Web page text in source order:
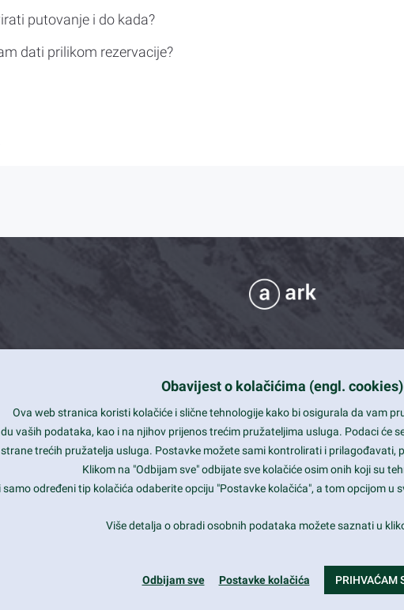
putovanje i do kada?
dati prilikom rezervacije?
Smart and beautiful design
Unlimited Eelements
Mobile ready
Obavijest o kolačićima (engl. cookies)
Ova web stranica koristi kolačiće i slične tehnologije kako bi osigurala da vam
vaših podataka, kao i na njihov prijenos trećim pružateljima usluga. Podaci će
trećih pružatelja usluga. Postavke možete sami kontrolirati i prilagođavati,
Klikom na "Odbijam sve" odbijate sve kolačiće osim onih koji su
određeni tip kolačića odaberite opciju "Postavke kolačića", a tom opcijom
Više detalja o obradi osobnih podataka možete saznati u
Odbijam sve Postavke kolačića PRIHVAĆAM